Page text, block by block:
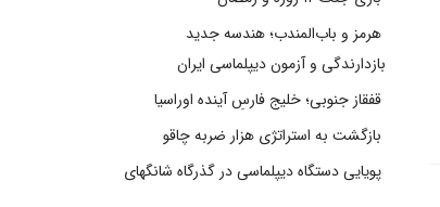
هرمز و باب‌المندب؛ هندسه جدید
بازدارندگی و آزمون دیپلماسی ایران
قفقاز جنوبی؛ خلیج فارسِ آینده اوراسیا
بازگشت به استراتژی هزار ضربه چاقو
پویایی دستگاه دیپلماسی در گذرگاه شانگهای